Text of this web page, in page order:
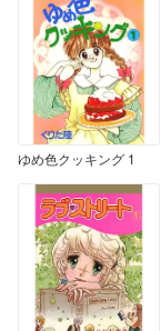
ゆめ色クッキング 1